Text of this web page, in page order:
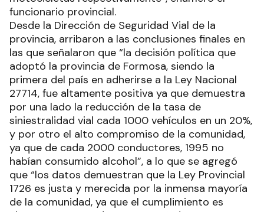
funcionario provincial.
Desde la Dirección de Seguridad Vial de la
provincia, arribaron a las conclusiones finales en
las que señalaron que “la decisión política que
adoptó la provincia de Formosa, siendo la
primera del país en adherirse a la Ley Nacional
27714, fue altamente positiva ya que demuestra
por una lado la reducción de la tasa de
siniestralidad vial cada 1000 vehículos en un 20%,
y por otro el alto compromiso de la comunidad,
ya que de cada 2000 conductores, 1995 no
habían consumido alcohol”, a lo que se agregó
que “los datos demuestran que la Ley Provincial
1726 es justa y merecida por la inmensa mayoría
de la comunidad, ya que el cumplimiento es